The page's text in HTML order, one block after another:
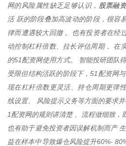
网的风险属性缺乏足够认识， 股票融
活 跃的阶段叠加高波动的阶段，很容
律而遭遇较大回撤 。也有投资者在经
动控制杠杆倍数、拉长评估周期， 在
的51配资网使用方式。 智能投研团队
受限但结构活跃的阶段下，51配资网
现在杠杆倍数更灵活、持仓周期更弹
线设置、 风险提示义务等方面的要求
1配资网的规则讲清楚 、流程做细致，
也有助于避免投资者因误解机制而产
益在样本中导致爆仓风险提升60%-